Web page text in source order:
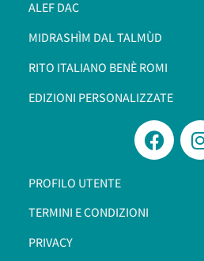
ALEF DAC
MIDRASHÌM DAL TALMÙD
RITO ITALIANO BENÈ ROMI​
EDIZIONI PERSONALIZZATE
PROFILO UTENTE
TERMINI E CONDIZIONI
PRIVACY